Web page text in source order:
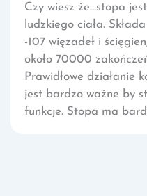
Czy wiesz że…stopa
ludzkiego ciała.
-107 więzadeł i
około 70000
Prawidłowe działanie
jest bardzo ważne by
funkcje. Stopa ma